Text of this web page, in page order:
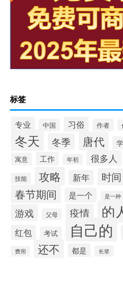
标签
专业 中国 习俗 作者
冬天 冬季 唐代
寓意 工作 年初 很多人
技能 攻略 新年 时间
春节期间 是一个 是一种
游戏 父母 疫情 的
红包 考试 自己的
费用 还不 都是 长辈